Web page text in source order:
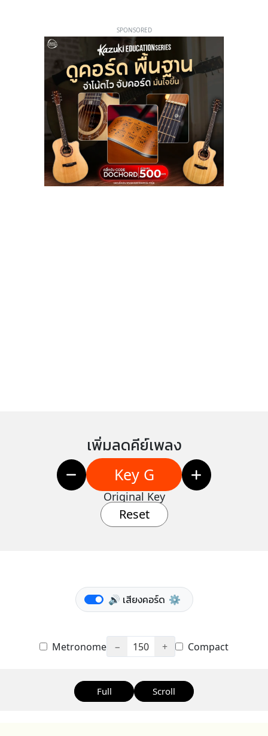
SPONSORED
เพิ่มลดคีย์เพลง
Key G
Original Key
Reset
🔊 เสียงคอร์ด ⚙️
Metronome − 150 + Compact
Full Scroll